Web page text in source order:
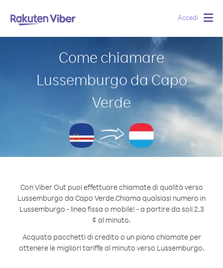
Accedi
Come chiamare
Lussemburgo da Capo
Verde
Con Viber Out puoi effettuare chiamate di qualità verso
Lussemburgo da Capo Verde.Chiama qualsiasi numero in
Lussemburgo - linea fissa o mobile! - a partire da soli 2.3
¢ al minuto.
Acquista pacchetti di credito o un piano chiamate per
ottenere le migliori tariffe al minuto verso Lussemburgo.